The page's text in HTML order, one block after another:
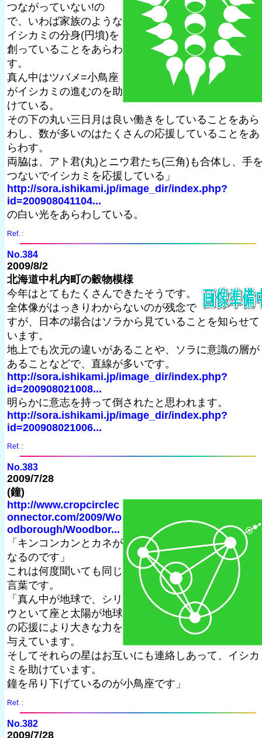
つながっていない!の
で、いわば家族のような
イシカミの分身(円墳)を
創っていることをあらわ
す。
真ん中はツバメ=小鳥座
がイシカミの進むのを助
けている。
その下の丸い三日月は良い働きをしていることをあら
わし、数が多いのはたくさんの応援していることをあ
らわす。
両脇は、アト君(丸)とニウ君たち(三角)も合体し、手
つないでイシカミを応援している」
http://sora.ishikami.jp/image_dir/index.php?
id=200908041104...
の白い光をあらわしている。
Ref. :
No.384
2009/8/2
北海道中札内町の穀物模様
今年はとてもたくさんできたそうです。
全体像がはっきりわからないのが残念で
すが、日本の場合はソラから見ていることを知らせて
います。
地上でも次元の違いがあることや、ソラに意識の層が
あることなどで、直線が多いです。
http://sora.ishikami.jp/image_dir/index.php?
id=200908021008...
明らかに意志を持って倒されたと思われます。
http://sora.ishikami.jp/image_dir/index.php?
id=200908021006...
Ref. :
No.383
2009/7/28
(鐘)
http://www.cropcirclec
onnector.com/2009/Wo
odborough/Woodbor...
「キンコンカンとカネが
なるのです」
これは何度聞いても同じ
言葉です。
「真ん中が地球で、シリ
ウといて座と太陽が地球
の応援により大きな力を
与えています。
そしてそれらの星はお互いにも連絡しあって、イシカ
ミを助けています。
鐘を吊り下げているのが小鳥座です」
Ref. :
No.382
2009/7/28